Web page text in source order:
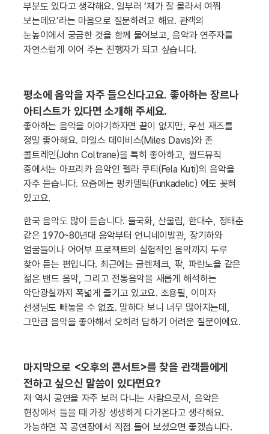
부분도 있다고 생각해요. 일부러 ‘제가 잘 몰라서 여쭤
보는데요’라는 마음으로 질문하려고 해요. 관객의
눈높이에서 궁금한 것을 함께 물어보고, 음악과 연주자를
자연스럽게 이어 주는 진행자가 되고 싶습니다.
평소에 음악을 자주 들으신다고요. 좋아하는 장르나
아티스트가 있다면 소개해 주세요.
좋아하는 음악을 이야기하자면 끝이 없지만, 우선 재즈를
정말 좋아해요. 마일스 데이비스(Miles Davis)와 존
콜트레인(John Coltrane)을 특히 좋아하고, 월드뮤직
중에서는 아프리카 음악인 펠라 쿠티(Fela Kuti)의 음악을
자주 듣습니다. 요즘에는 펑카델릭(Funkadelic) 에도 꽂혀
있고요.
한국 음악도 많이 듣습니다. 들국화, 산울림, 한대수, 정태춘
같은 1970~80년대 음악부터 언니네이발관, 장기하와
얼굴들이나 어어부 프로젝트의 실험적인 음악까지 두루
찾아 듣는 편입니다. 최근에는 글렌체크, 팎, 파란노을 같은
젊은 밴드 음악, 그리고 전통음악을 새롭게 해석하는
악단광칠까지 폭넓게 즐기고 있고요. 조용필, 이미자
선생님도 빼놓을 수 없죠. 말하다 보니 너무 많아지는데,
그만큼 음악을 좋아해서 오히려 답하기 어려운 질문이에요.
마지막으로 <오후의 콘서트>를 찾을 관객들에게
전하고 싶으신 말씀이 있다면요?
저 역시 공연을 자주 보러 다니는 사람으로서, 음악은
현장에서 들을 때 가장 생생하게 다가온다고 생각해요.
가능하면 꼭 공연장에서 직접 들어 보셨으면 좋겠습니다.